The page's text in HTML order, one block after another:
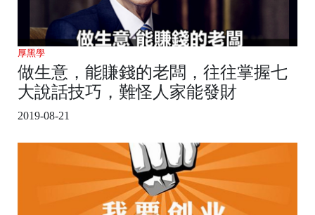
厚黑學
做生意，能賺錢的老闆，往往掌握七
大說話技巧，難怪人家能發財
2019-08-21